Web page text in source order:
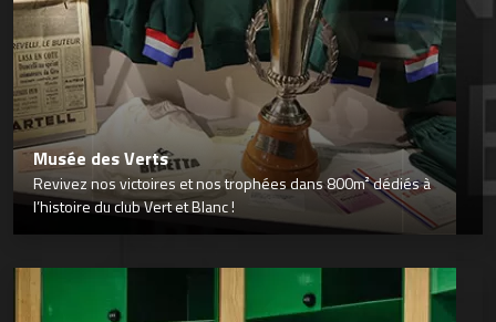
Musée des Verts
Revivez nos victoires et nos trophées dans 800m² dédiés à
l’histoire du club Vert et Blanc !